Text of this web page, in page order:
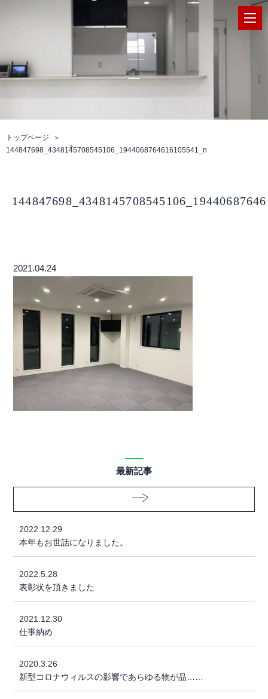
トップページ
144847698_4348145708545106_1944068764616105541_n
2021.04.24
最新記事
2022.12.29
本年もお世話になりました。
2022.5.28
表彰状を頂きました
2021.12.30
仕事納め
2020.3.26
新型コロナウィルスの影響であらゆる物が品……